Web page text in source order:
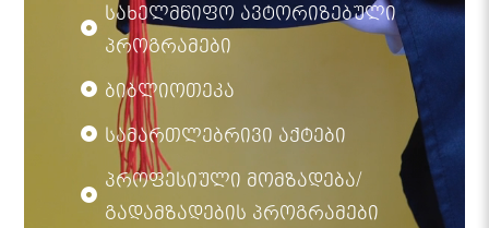
სახელმწიფო ავტორიზებული
პროგრამები
ბიბლიოთეკა
სამართლებრივი აქტები
პროფესიული მომზადება/
გადამზადების პროგრამები